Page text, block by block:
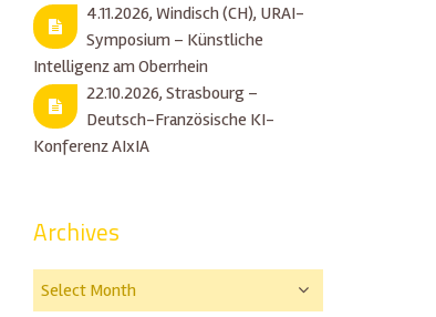
4.11.2026, Windisch (CH), URAI-
Symposium – Künstliche
Intelligenz am Oberrhein
22.10.2026, Strasbourg –
Deutsch-Französische KI-
Konferenz AIxIA
Archives